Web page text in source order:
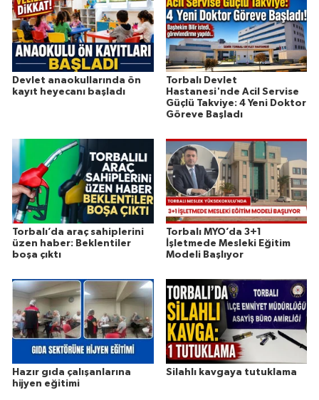
Devlet anaokullarında ön
kayıt heyecanı başladı
Torbalı Devlet
Hastanesi'nde Acil Servise
Güçlü Takviye: 4 Yeni Doktor
Göreve Başladı
Torbalı’da araç sahiplerini
üzen haber: Beklentiler
boşa çıktı
Torbalı MYO’da 3+1
İşletmede Mesleki Eğitim
Modeli Başlıyor
Hazır gıda çalışanlarına
hijyen eğitimi
Silahlı kavgaya tutuklama